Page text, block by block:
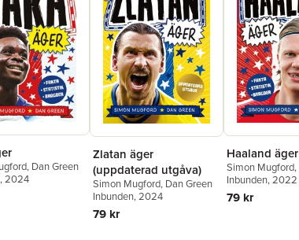
, Dan Green
, 2024
Zlatan äger
(uppdaterad utgåva)
Simon Mugford, Dan Green
Inbunden, 2024
79 kr
Haaland äger
Simon Mugford,
Inbunden, 2022
79 kr